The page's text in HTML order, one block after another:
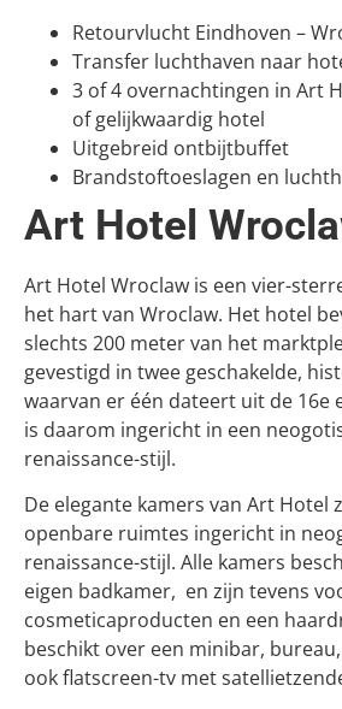
Retourvlucht Eindhoven –
Transfer luchthaven naar
3 of 4 overnachtingen in Art
of gelijkwaardig hotel
Uitgebreid ontbijtbuffet
Brandstoftoeslagen en
Art Hotel
Art Hotel Wroclaw is een vier-
het hart van Wroclaw. Het hotel
slechts 200 meter van het
gevestigd in twee geschakelde,
waarvan er één dateert uit de 16e
is daarom ingericht in een
renaissance-stijl.
De elegante kamers van Art Hotel
openbare ruimtes ingericht in
renaissance-stijl. Alle kamers
eigen badkamer, en zijn tevens
cosmeticaproducten en een
beschikt over een minibar,
ook flatscreen-tv met